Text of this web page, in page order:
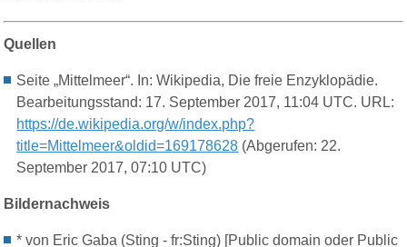
Quellen
Seite „Mittelmeer“. In: Wikipedia, Die freie Enzyklopädie.
Bearbeitungsstand: 17. September 2017, 11:04 UTC. URL:
https://de.wikipedia.org/w/index.php?
title=Mittelmeer&oldid=169178628 (Abgerufen: 22.
September 2017, 07:10 UTC)
Bildernachweis
* von Eric Gaba (Sting - fr:Sting) [Public domain oder Public